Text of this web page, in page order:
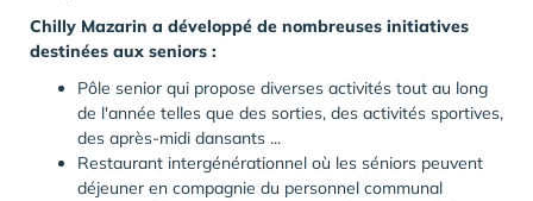
Chilly Mazarin a développé de nombreuses initiatives
destinées aux seniors :
Pôle senior qui propose diverses activités tout au long
de l'année telles que des sorties, des activités sportives,
des après-midi dansants ...
Restaurant intergénérationnel où les séniors peuvent
déjeuner en compagnie du personnel communal